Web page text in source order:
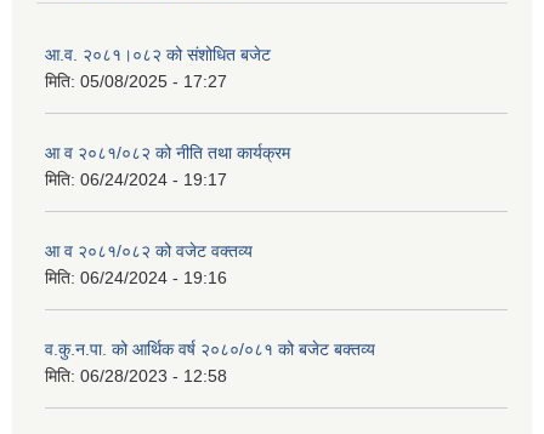
आ.व. २०८१।०८२ को संशोधित बजेट
मिति: 05/08/2025 - 17:27
आ व २०८१/०८२ को नीति तथा कार्यक्रम
मिति: 06/24/2024 - 19:17
आ व २०८१/०८२ को वजेट वक्तव्य
मिति: 06/24/2024 - 19:16
व.कु.न.पा. को आर्थिक वर्ष २०८०/०८१ को बजेट बक्तव्य
मिति: 06/28/2023 - 12:58